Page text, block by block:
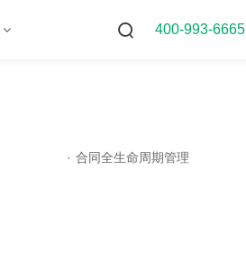
400-993-6665
· 合同全生命周期管理